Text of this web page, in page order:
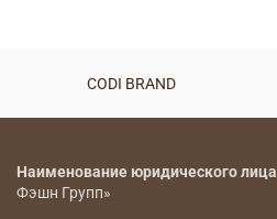
CODI BRAND
Наименование юридического лица
Фэшн Групп»